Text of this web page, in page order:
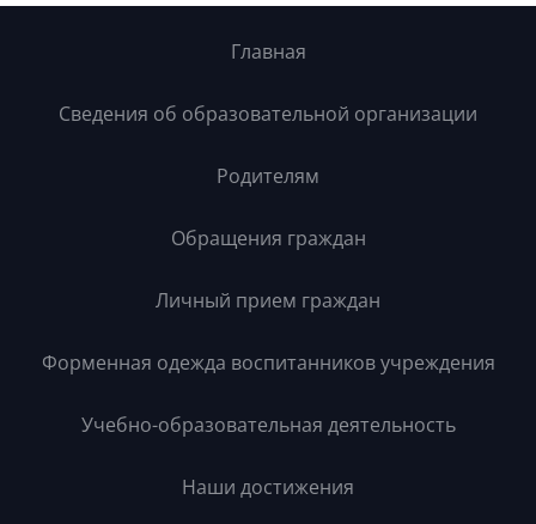
Главная
Сведения об образовательной организации
Родителям
Обращения граждан
Личный прием граждан
Форменная одежда воспитанников учреждения
Учебно-образовательная деятельность
Наши достижения